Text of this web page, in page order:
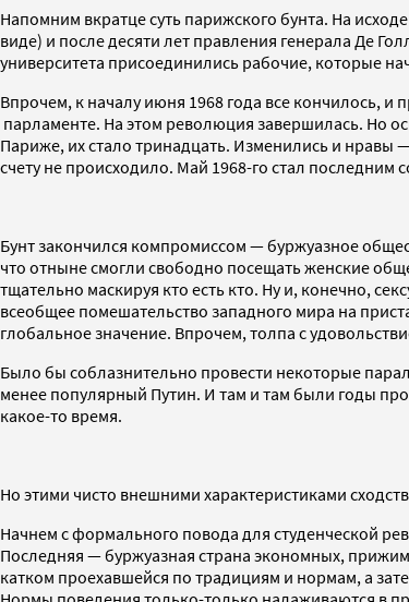
Напомним вкратце суть парижского бунта. На
виде) и после десяти лет правления генерала Де
университета присоединились рабочие, которые
Впрочем, к началу июня 1968 года все кончилось,
парламенте. На этом революция завершилась. Но
Париже, их стало тринадцать. Изменились и нравы
счету не происходило. Май 1968-го стал
Бунт закончился компромиссом — буржуазное
что отныне смогли свободно посещать женские
тщательно маскируя кто есть кто. Ну и, конечно,
всеобщее помешательство западного мира на
глобальное значение. Впрочем, толпа с
Было бы соблазнительно провести некоторые
менее популярный Путин. И там и там были годы
какое-то время.
Но этими чисто внешними характеристиками
Начнем с формального повода для студенческой
Последняя — буржуазная страна экономных,
катком проехавшейся по традициям и нормам, а